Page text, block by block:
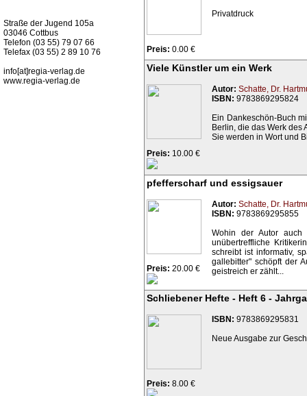
Straße der Jugend 105a
03046 Cottbus
Telefon (03 55) 79 07 66
Telefax (03 55) 2 89 10 76
info[at]regia-verlag.de
www.regia-verlag.de
Preis: 0.00 €
Privatdruck
Viele Künstler um ein Werk
Preis: 10.00 €
Autor: Schatte, Dr.
ISBN: 9783869295824
Ein Dankeschön-Buch
Berlin, die das Werk des
Sie werden in Wort und
pfefferscharf und essigsauer
Preis: 20.00 €
Autor: Schatte, Dr.
ISBN: 9783869295855
Wohin der Autor auch
unübertreffliche
schreibt ist informativ,
gallebitter" schöpft der
geistreich er zählt...
Schliebener Hefte - Heft 6 -
Preis: 8.00 €
ISBN: 9783869295831
Neue Ausgabe zur